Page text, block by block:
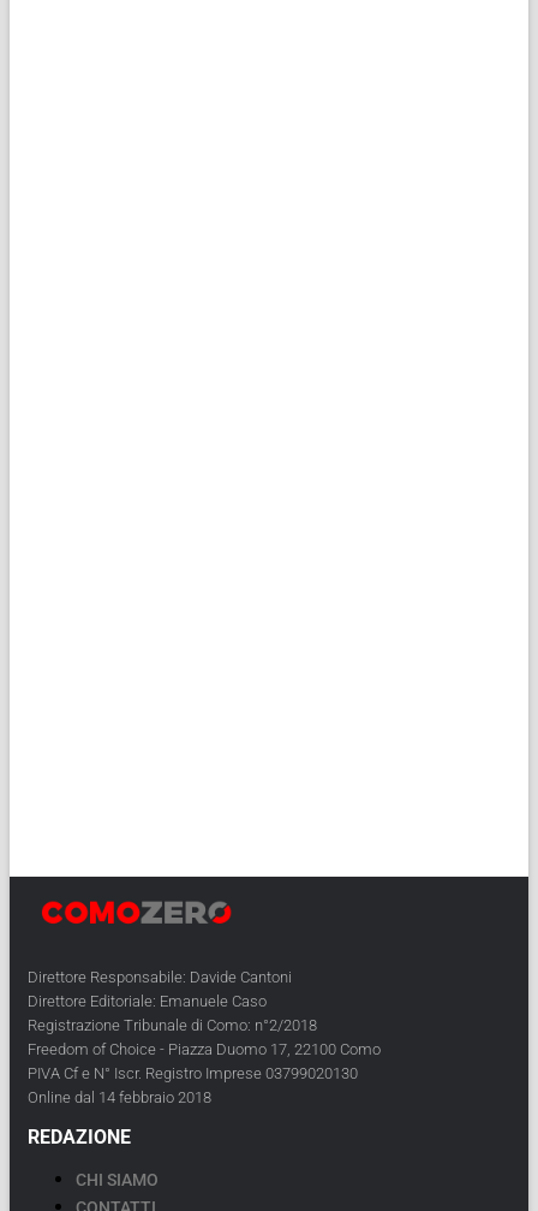
Direttore Responsabile: Davide Cantoni
Direttore Editoriale: Emanuele Caso
Registrazione Tribunale di Como: n°2/2018
Freedom of Choice - Piazza Duomo 17, 22100 Como
PIVA Cf e N° Iscr. Registro Imprese 03799020130
Online dal 14 febbraio 2018
REDAZIONE
CHI SIAMO